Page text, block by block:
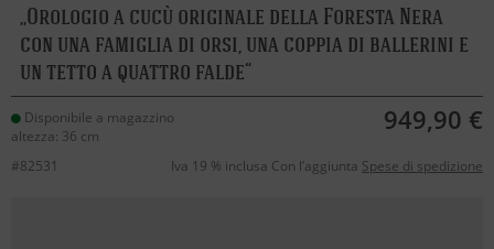
Orologio a cucù originale della Foresta Nera
con una famiglia di orsi, una coppia di ballerini e
un tetto a quattro falde
Disponibile a magazzino
altezza: 36 cm
949,90 €
#82531 Iva 19 % inclusa Con l’aggiunta Spese di spedizione